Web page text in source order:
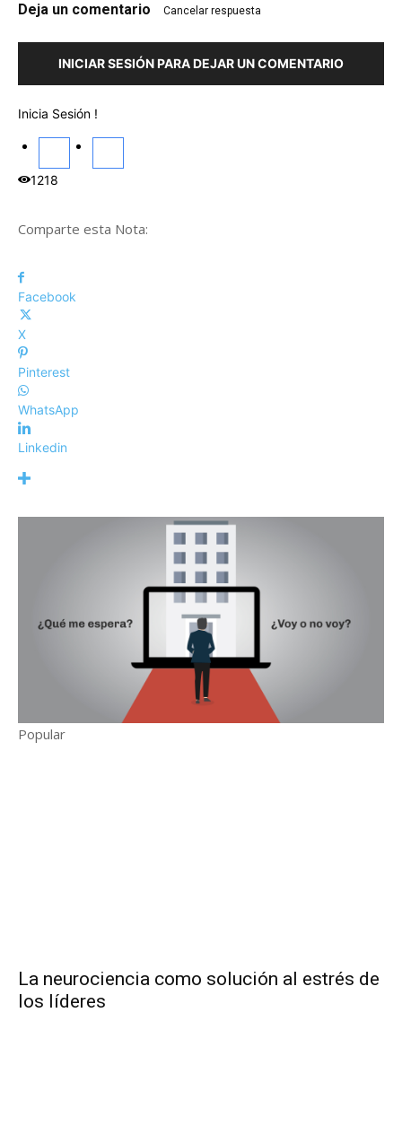
Deja un comentario Cancelar respuesta
INICIAR SESIÓN PARA DEJAR UN COMENTARIO
Inicia Sesión !
1218
Comparte esta Nota:
Facebook
X
Pinterest
WhatsApp
Linkedin
Popular
La neurociencia como solución al estrés de
los líderes